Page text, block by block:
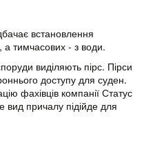
встановлення
а тимчасових - з води.
виділяють пірс. Пірси
доступу для суден.
фахівців компанії Статус
причалу підійде для